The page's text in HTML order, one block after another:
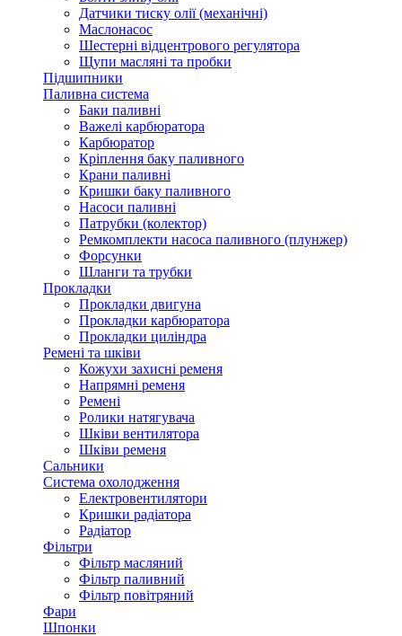
Датчики тиску олії (механічні)
Маслонасос
Шестерні відцентрового регулятора
Щупи масляні та пробки
Підшипники
Паливна система
Баки паливні
Важелі карбюратора
Карбюратор
Кріплення баку паливного
Крани паливні
Кришки баку паливного
Насоси паливні
Патрубки (колектор)
Ремкомплекти насоса паливного (плунжер)
Форсунки
Шланги та трубки
Прокладки
Прокладки двигуна
Прокладки карбюратора
Прокладки циліндра
Ремені та шківи
Кожухи захисні ременя
Напрямні ременя
Ремені
Ролики натягувача
Шківи вентилятора
Шківи ременя
Сальники
Система охолодження
Електровентилятори
Кришки радіатора
Радіатор
Фільтри
Фільтр масляний
Фільтр паливний
Фільтр повітряний
Фари
Шпонки